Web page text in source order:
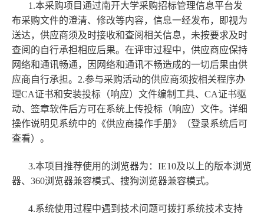
1.本采购项目通过南开大学采购招标管理信息平台发
布采购文件的澄清、修改等内容，信息一经发布，即视为
送达，供应商须及时接收和查阅相关信息，未按要求及时
查阅的自行承担相应后果。在评审过程中，供应商应保持
网络和通讯畅通，因网络和通讯不畅造成的一切后果由供
应商自行承担。 2.参与采购活动的供应商须按相关程序办
理CA证书和安装投标（响应）文件编制工具、CA证书驱
动、签章软件后方可在系统上传投标（响应）文件。详细
操作说明见系统中的《供应商操作手册》（登录系统后可
查看）。
3.本项目推荐使用的浏览器为：IE10及以上的版本浏览
器、360浏览器兼容模式、搜狗浏览器兼容模式。
4.系统使用过程中遇到技术问题可拨打系统技术支持